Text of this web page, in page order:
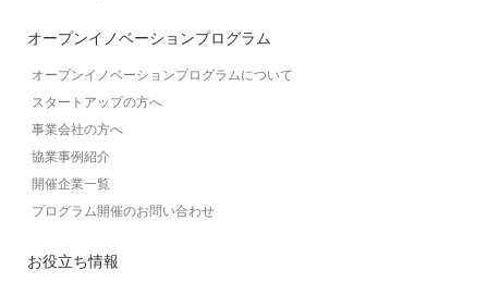
オープンイノベーションプログラム
オープンイノベーションプログラムについて
スタートアップの方へ
事業会社の方へ
協業事例紹介
開催企業一覧
プログラム開催のお問い合わせ
お役立ち情報